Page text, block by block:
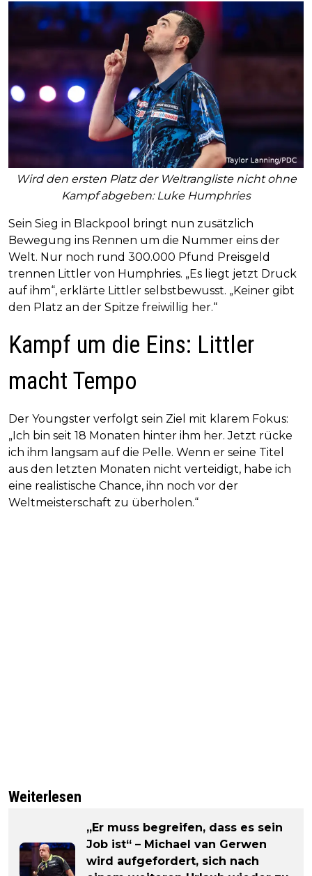
Wird den ersten Platz der Weltrangliste nicht ohne
Kampf abgeben: Luke Humphries
Sein Sieg in Blackpool bringt nun zusätzlich
Bewegung ins Rennen um die Nummer eins der
Welt. Nur noch rund 300.000 Pfund Preisgeld
trennen Littler von Humphries. „Es liegt jetzt Druck
auf ihm“, erklärte Littler selbstbewusst. „Keiner gibt
den Platz an der Spitze freiwillig her.“
Kampf um die Eins: Littler
macht Tempo
Der Youngster verfolgt sein Ziel mit klarem Fokus:
„Ich bin seit 18 Monaten hinter ihm her. Jetzt rücke
ich ihm langsam auf die Pelle. Wenn er seine Titel
aus den letzten Monaten nicht verteidigt, habe ich
eine realistische Chance, ihn noch vor der
Weltmeisterschaft zu überholen.“
Weiterlesen
„Er muss begreifen, dass es sein
Job ist“ – Michael van Gerwen
wird aufgefordert, sich nach